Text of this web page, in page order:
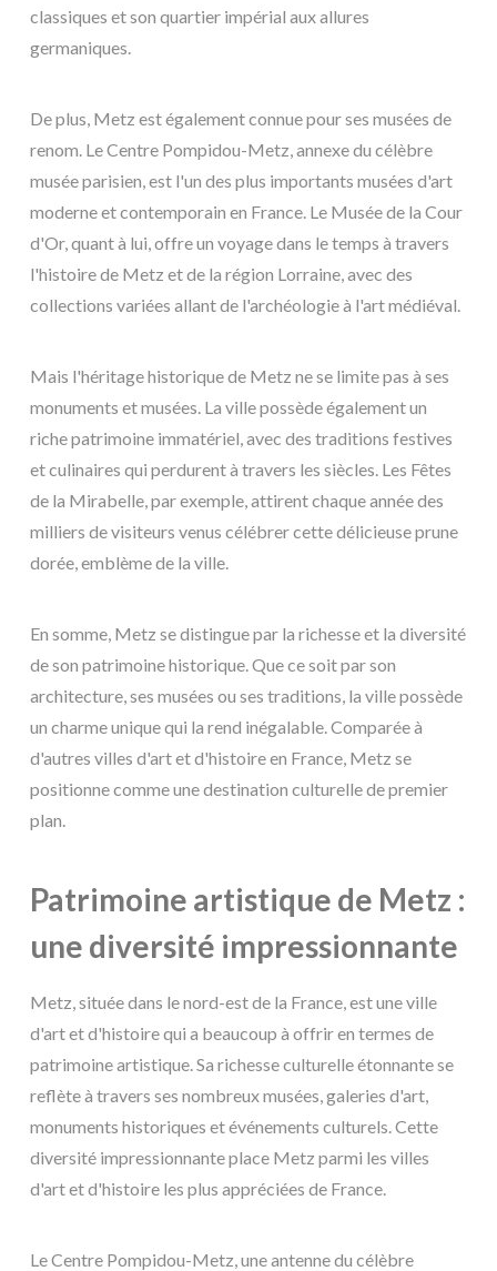
classiques et son quartier impérial aux allures
germaniques.
De plus, Metz est également connue pour ses musées de
renom. Le Centre Pompidou-Metz, annexe du célèbre
musée parisien, est l'un des plus importants musées d'art
moderne et contemporain en France. Le Musée de la Cour
d'Or, quant à lui, offre un voyage dans le temps à travers
l'histoire de Metz et de la région Lorraine, avec des
collections variées allant de l'archéologie à l'art médiéval.
Mais l'héritage historique de Metz ne se limite pas à ses
monuments et musées. La ville possède également un
riche patrimoine immatériel, avec des traditions festives
et culinaires qui perdurent à travers les siècles. Les Fêtes
de la Mirabelle, par exemple, attirent chaque année des
milliers de visiteurs venus célébrer cette délicieuse prune
dorée, emblème de la ville.
En somme, Metz se distingue par la richesse et la diversité
de son patrimoine historique. Que ce soit par son
architecture, ses musées ou ses traditions, la ville possède
un charme unique qui la rend inégalable. Comparée à
d'autres villes d'art et d'histoire en France, Metz se
positionne comme une destination culturelle de premier
plan.
Patrimoine artistique de Metz :
une diversité impressionnante
Metz, située dans le nord-est de la France, est une ville
d'art et d'histoire qui a beaucoup à offrir en termes de
patrimoine artistique. Sa richesse culturelle étonnante se
reflète à travers ses nombreux musées, galeries d'art,
monuments historiques et événements culturels. Cette
diversité impressionnante place Metz parmi les villes
d'art et d'histoire les plus appréciées de France.
Le Centre Pompidou-Metz, une antenne du célèbre